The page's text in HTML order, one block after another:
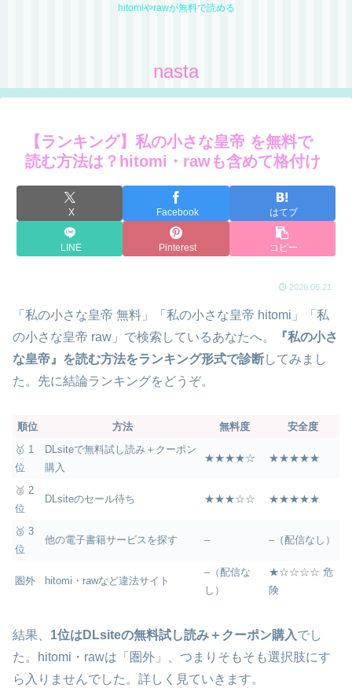
hitomiやrawが無料で読める
nasta
【ランキング】私の小さな皇帝 を無料で
読む方法は？hitomi・rawも含めて格付け
X Facebook はてブ
LINE Pinterest コピー
2026.06.21
「私の小さな皇帝 無料」「私の小さな皇帝 hitomi」「私
の小さな皇帝 raw」で検索しているあなたへ。
『私の小さ
な皇帝』を読む方法をランキング形式で診断してみまし
た。先に結論ランキングをどうぞ。
順位 方法 無料度
安全度
🥇 1
位
DLsiteで無料試し読み＋クーポン
購入
★★★★☆ ★★★★★
🥈 2
位
DLsiteのセール待ち ★★★☆☆ ★★★★★
🥉 3
位
他の電子書籍サービスを探す – –（配信なし）
圏外 hitomi・rawなど違法サイト
–（配信な
し）
★☆☆☆☆ 危
険
結果、 1位はDLsiteの無料試し読み＋クーポン購入でし
た。hitomi・rawは「圏外」、つまりそもそも選択肢にす
ら入りませんでした。詳しく見ていきます。